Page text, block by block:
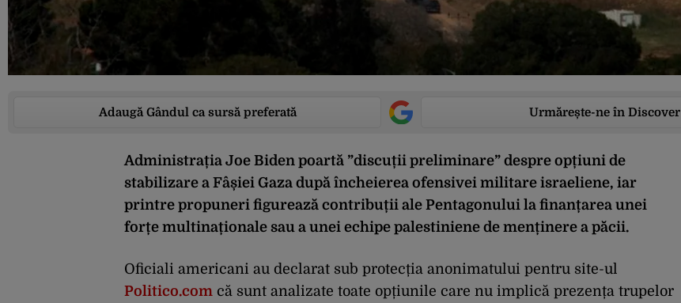
Adaugă Gândul ca sursă preferată Urmărește-ne în Discover
Administrația Joe Biden poartă ”discuții preliminare” despre opțiuni de
stabilizare a Fâșiei Gaza după încheierea ofensivei militare israeliene, iar
printre propuneri figurează contribuții ale Pentagonului la finanțarea unei
forțe multinaționale sau a unei echipe palestiniene de menținere a păcii.
Oficiali americani au declarat sub protecția anonimatului pentru site-ul
Politico.com că sunt analizate toate opțiunile care nu implică prezența trupelor